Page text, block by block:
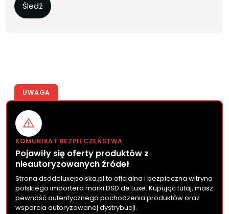
Śledź
UWAGA
KOMUNIKAT BEZPIECZEŃSTWA
Pojawiły się oferty produktów z
nieautoryzowanych źródeł
Strona dsddeluxepolska.pl to oficjalna i bezpieczna witryna
polskiego importera marki DSD de Luxe. Kupując tutaj, masz
pewność autentycznego pochodzenia produktów oraz
wsparcia autoryzowanej dystrybucji.